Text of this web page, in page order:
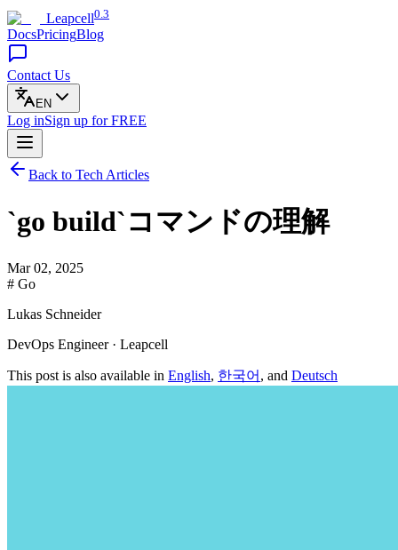
Leapcell0.3
DocsPricingBlog
Contact Us
EN
Log inSign up for FREE
Back to Tech Articles
`go build`コマンドの理解
Mar 02, 2025
# Go
Lukas Schneider
DevOps Engineer · Leapcell
This post is also available in English, 한국어 , and Deutsch